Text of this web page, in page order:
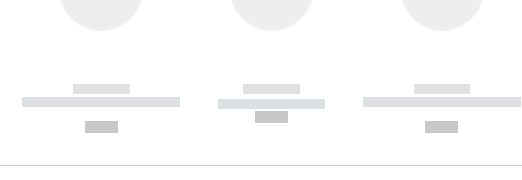
------------
----------- ----------- ----------
------------
----------- -----------
------------
----------- ----------- ----------